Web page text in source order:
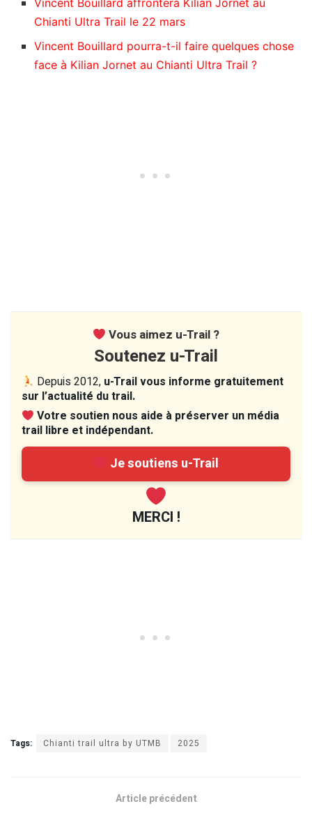
Vincent Bouillard affrontera Kilian Jornet au
Chianti Ultra Trail le 22 mars
Vincent Bouillard pourra-t-il faire quelques chose
face à Kilian Jornet au Chianti Ultra Trail ?
Vous aimez u-Trail ?
Soutenez u-Trail
Depuis 2012, u-Trail vous informe gratuitement
sur l’actualité du trail.
Votre soutien nous aide à préserver un média
trail libre et indépendant.
Je soutiens u-Trail
MERCI !
Tags: Chianti trail ultra by UTMB 2025
Article précédent